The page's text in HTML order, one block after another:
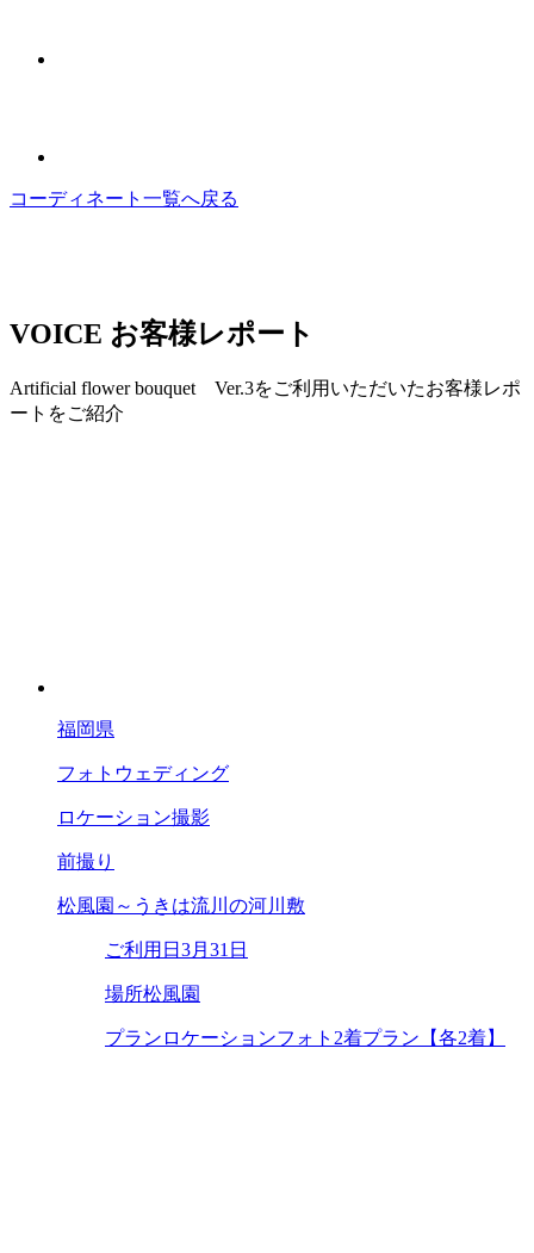
コーディネート一覧へ戻る
VOICE お客様レポート
Artificial flower bouquet Ver.3をご利用いただいたお客様レポ
ートをご紹介
福岡県
フォトウェディング
ロケーション撮影
前撮り
松風園～うきは流川の河川敷
ご利用日 3月31日
場所松風園
プラン ロケーションフォト2着プラン【各2着】